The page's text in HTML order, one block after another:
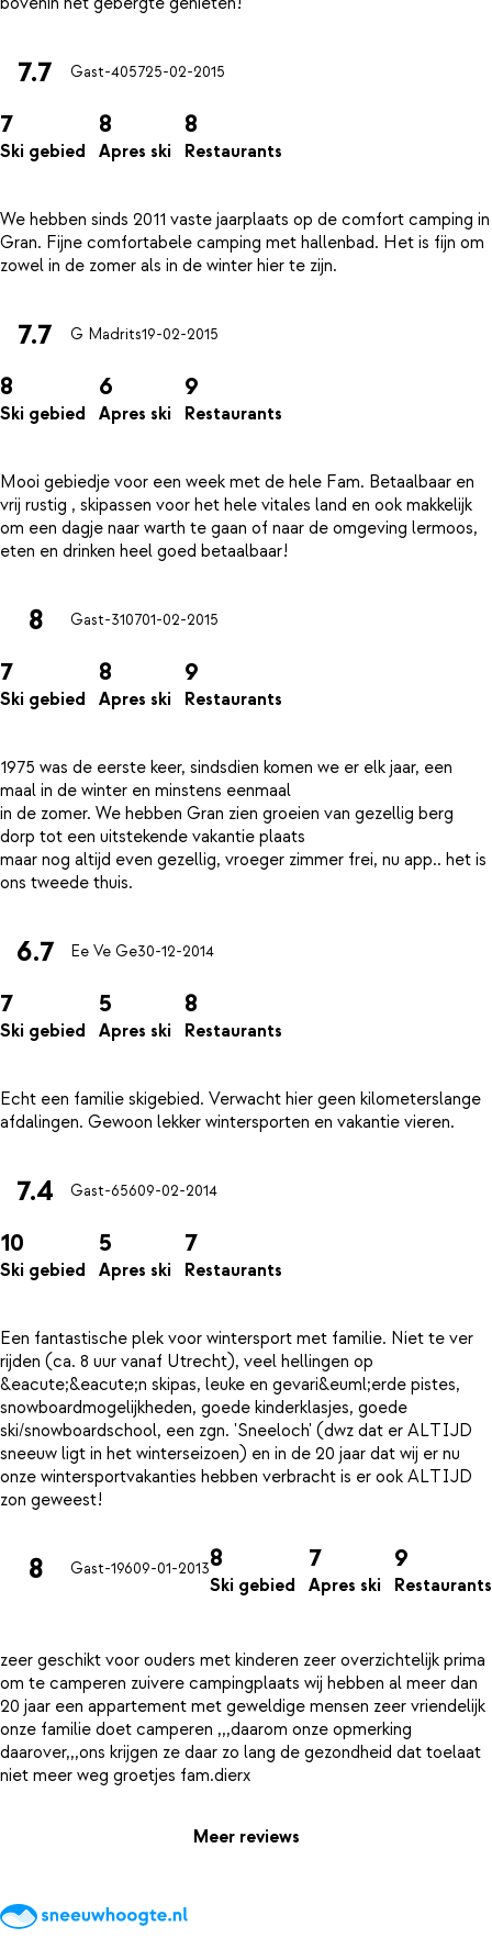
7.7 Gast-405725-02-2015
7
Ski gebied
8
Apres ski
8
Restaurants
We hebben sinds 2011 vaste jaarplaats op de comfort camping in
Gran. Fijne comfortabele camping met hallenbad. Het is fijn om
7.7 G Madrits19-02-2015
8
Ski gebied
6
Apres ski
9
Restaurants
Mooi gebiedje voor een week met de hele Fam. Betaalbaar en
vrij rustig , skipassen voor het hele vitales land en ook makkelijk
om een dagje naar warth te gaan of naar de omgeving lermoos,
8 Gast-310701-02-2015
7
Ski gebied
8
Apres ski
9
Restaurants
1975 was de eerste keer, sindsdien komen we er elk jaar, een
maal in de winter en minstens eenmaal
in de zomer. We hebben Gran zien groeien van gezellig berg
dorp tot een uitstekende vakantie plaats
maar nog altijd even gezellig, vroeger zimmer frei, nu app.. het is
6.7 Ee Ve Ge30-12-2014
7
Ski gebied
5
Apres ski
8
Restaurants
Echt een familie skigebied. Verwacht hier geen kilometerslange
7.4 Gast-65609-02-2014
10
Ski gebied
5
Apres ski
7
Restaurants
Een fantastische plek voor wintersport met familie. Niet te ver
rijden (ca. 8 uur vanaf Utrecht), veel hellingen op
&eacute;&eacute;n skipas, leuke en gevari&euml;erde pistes,
snowboardmogelijkheden, goede kinderklasjes, goede
ski/snowboardschool, een zgn. 'Sneeloch' (dwz dat er ALTIJD
sneeuw ligt in het winterseizoen) en in de 20 jaar dat wij er nu
onze wintersportvakanties hebben verbracht is er ook ALTIJD
8 Gast-19609-01-20138
Ski gebied
7
Apres ski
9
Restaurants
zeer geschikt voor ouders met kinderen zeer overzichtelijk prima
om te camperen zuivere campingplaats wij hebben al meer dan
20 jaar een appartement met geweldige mensen zeer vriendelijk
onze familie doet camperen ,,,daarom onze opmerking
daarover,,,ons krijgen ze daar zo lang de gezondheid dat toelaat
Meer reviews